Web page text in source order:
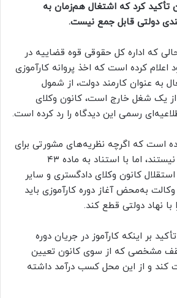
تأکید کرد که اشتغال هم‌زمان به
دولتی قابل جمع نیست.
که اداره کل حقوقی قوه قضاییه در
اعلام کرده است که اخذ پروانه کارآموزی
به عنوان کارمند دولت، از شمول
یک شغل خارج است، کانون وکلای
رسمی این دیدگاه را رد کرده است.
است که اگرچه نظریه‌های مشورتی برای
کانون‌های وکلا الزام‌آور نیستند، اما با استناد به ماده ۴۳
استقلال کانون وکلای دادگستری و سایر
وکالت به‌محض آغاز دوره کارآموزی باید
با نهاد دولتی قطع کند.
بر اینکه کارآموز در جریان دوره
مشخصی که از سوی کانون تعیین
کند و از این محل کسب درآمد داشته